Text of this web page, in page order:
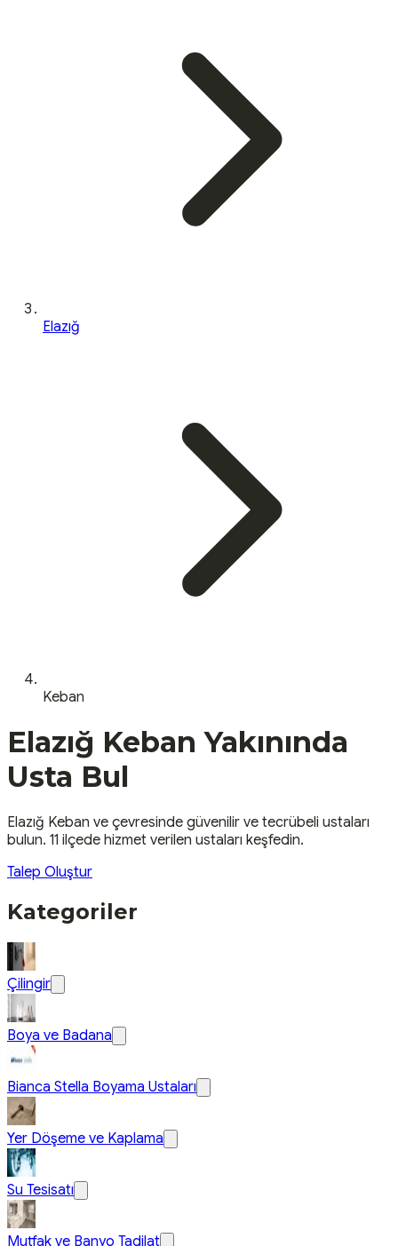
Elazığ
Keban
Elazığ Keban Yakınında
Usta Bul
Elazığ Keban ve çevresinde güvenilir ve tecrübeli ustaları
bulun. 11 ilçede hizmet verilen ustaları keşfedin.
Talep Oluştur
Kategoriler
Çilingir
Boya ve Badana
Bianca Stella Boyama Ustaları
Yer Döşeme ve Kaplama
Su Tesisatı
Mutfak ve Banyo Tadilat